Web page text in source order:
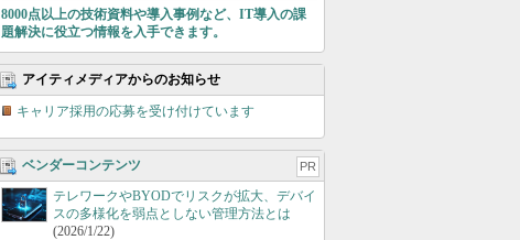
8000点以上の技術資料や導入事例など、IT導入の課
題解決に役立つ情報を入手できます。
アイティメディアからのお知らせ
キャリア採用の応募を受け付けています
ベンダーコンテンツ PR
テレワークやBYODでリスクが拡大、デバイ
スの多様化を弱点としない管理方法とは
(2026/1/22)